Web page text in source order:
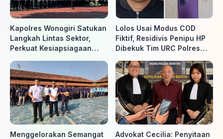
Kapolres Wonogiri Satukan
Langkah Lintas Sektor,
Perkuat Kesiapsiagaan
Lolos Usai Modus COD
Fiktif, Residivis Penipu HP
Dibekuk Tim URC Polres
Menggelorakan Semangat
Advokat Cecilia: Penyitaan